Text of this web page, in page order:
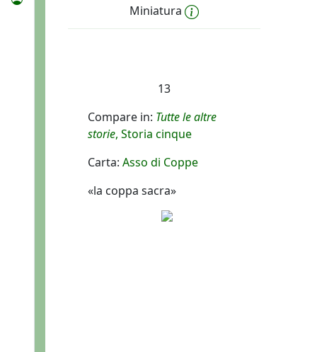
Miniatura
13
Compare in: Tutte le altre
storie, Storia cinque
Carta: Asso di Coppe
«la coppa sacra»